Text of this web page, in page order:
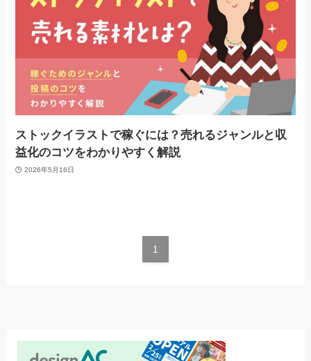
ストックイラストで稼ぐには？売れるジャンルと収
益化のコツをわかりやすく解説
2026年5月16日
1